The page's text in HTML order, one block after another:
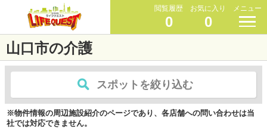
閲覧履歴
0
お気に入り
0
メニュー
山口市の介護
スポットを絞り込む
※物件情報の周辺施設紹介のページであり、各店舗への問い合わせは当
社では対応できません。